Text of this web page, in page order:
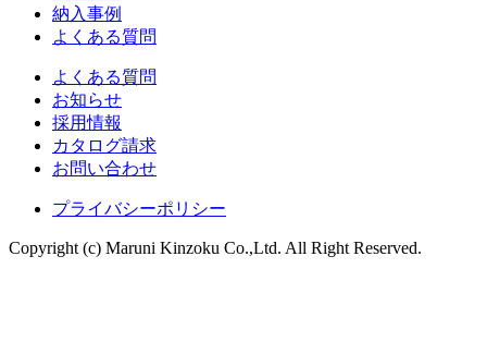
納入事例
よくある質問
よくある質問
お知らせ
採用情報
カタログ請求
お問い合わせ
プライバシーポリシー
Copyright (c) Maruni Kinzoku Co.,Ltd. All Right Reserved.